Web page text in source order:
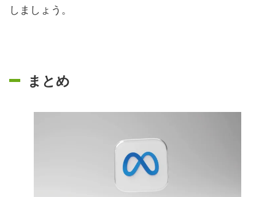
しましょう。
まとめ